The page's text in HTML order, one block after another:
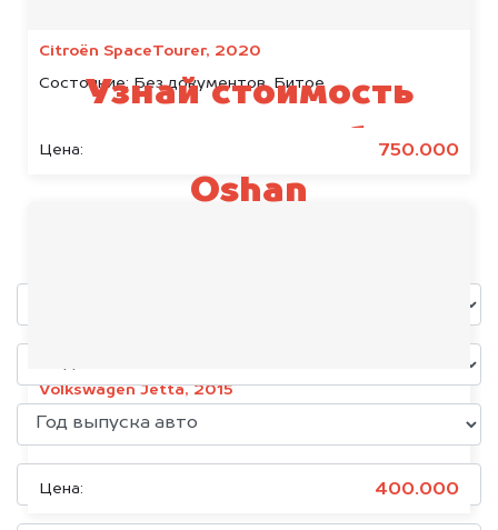
Citroën SpaceTourer, 2020
Состояние:Без документов, Битое
Цена: 750.000
Volkswagen Jetta, 2015
Состояние:Без документов
Цена: 400.000
Узнай стоимость
своего автомобиля
Oshan